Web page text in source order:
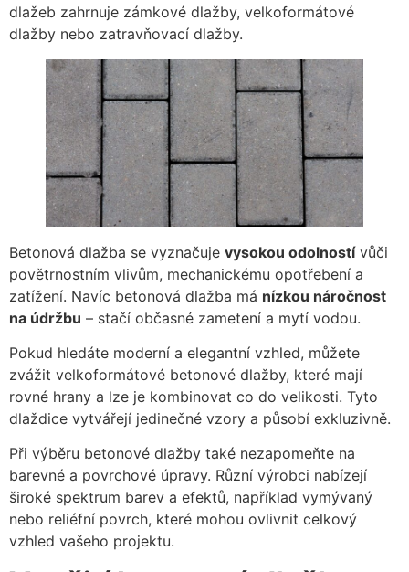
dlažeb zahrnuje zámkové dlažby, velkoformátové
dlažby nebo zatravňovací dlažby.
Betonová dlažba se vyznačuje vysokou odolnostívůči
povětrnostním vlivům, mechanickému opotřebení a
zatížení. Navíc betonová dlažba má nízkou náročnost
na údržbu – stačí občasné zametení a mytí vodou.
Pokud hledáte moderní a elegantní vzhled, můžete
zvážit velkoformátové betonové dlažby, které mají
rovné hrany a lze je kombinovat co do velikosti. Tyto
dlaždice vytvářejí jedinečné vzory a působí exkluzivně.
Při výběru betonové dlažby také nezapomeňte na
barevné a povrchové úpravy. Různí výrobci nabízejí
široké spektrum barev a efektů, například vymývaný
nebo reliéfní povrch, které mohou ovlivnit celkový
vzhled vašeho projektu.